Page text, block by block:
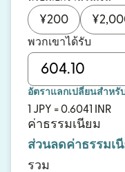
¥200 ¥
พวกเขาได้รับ
อัตราแลกเปลี่ยนสำหรั
1 JPY = 0.6041 INR
ค่าธรรมเนียม
ส่วนลดค่าธรรมเ
รวม